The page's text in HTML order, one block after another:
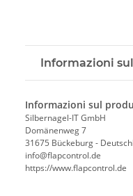
Informazioni
Informazioni sul
Silbernagel-IT GmbH
Domänenweg 7
31675 Bückeburg -
info@flapcontrol.de
https://www.flapcontrol.de